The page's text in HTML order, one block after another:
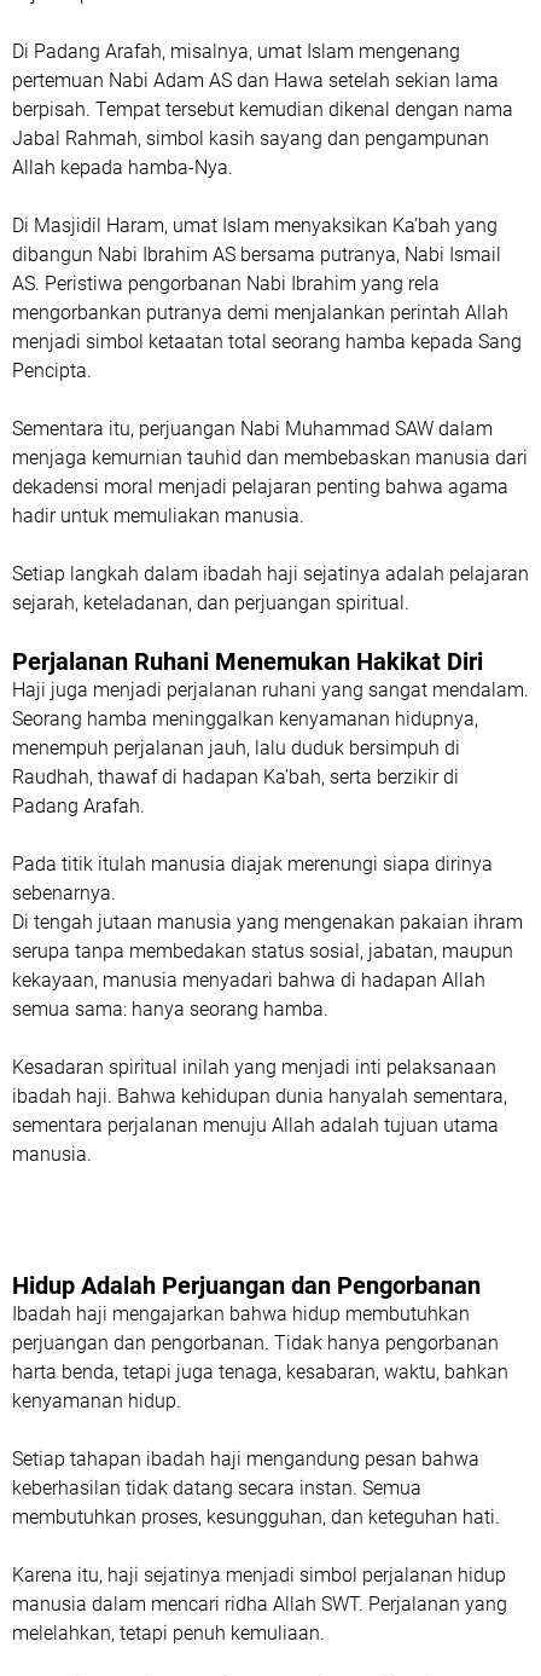
Di Padang Arafah, misalnya, umat Islam mengenang
pertemuan Nabi Adam AS dan Hawa setelah sekian lama
berpisah. Tempat tersebut kemudian dikenal dengan nama
Jabal Rahmah, simbol kasih sayang dan pengampunan
Allah kepada hamba-Nya.
Di Masjidil Haram, umat Islam menyaksikan Ka’bah yang
dibangun Nabi Ibrahim AS bersama putranya, Nabi Ismail
AS. Peristiwa pengorbanan Nabi Ibrahim yang rela
mengorbankan putranya demi menjalankan perintah Allah
menjadi simbol ketaatan total seorang hamba kepada Sang
Pencipta.
Sementara itu, perjuangan Nabi Muhammad SAW dalam
menjaga kemurnian tauhid dan membebaskan manusia dari
dekadensi moral menjadi pelajaran penting bahwa agama
hadir untuk memuliakan manusia.
Setiap langkah dalam ibadah haji sejatinya adalah pelajaran
sejarah, keteladanan, dan perjuangan spiritual.
Perjalanan Ruhani Menemukan Hakikat Diri
Haji juga menjadi perjalanan ruhani yang sangat mendalam.
Seorang hamba meninggalkan kenyamanan hidupnya,
menempuh perjalanan jauh, lalu duduk bersimpuh di
Raudhah, thawaf di hadapan Ka’bah, serta berzikir di
Padang Arafah.
Pada titik itulah manusia diajak merenungi siapa dirinya
sebenarnya.
Di tengah jutaan manusia yang mengenakan pakaian ihram
serupa tanpa membedakan status sosial, jabatan, maupun
kekayaan, manusia menyadari bahwa di hadapan Allah
semua sama: hanya seorang hamba.
Kesadaran spiritual inilah yang menjadi inti pelaksanaan
ibadah haji. Bahwa kehidupan dunia hanyalah sementara,
sementara perjalanan menuju Allah adalah tujuan utama
manusia.
Hidup Adalah Perjuangan dan Pengorbanan
Ibadah haji mengajarkan bahwa hidup membutuhkan
perjuangan dan pengorbanan. Tidak hanya pengorbanan
harta benda, tetapi juga tenaga, kesabaran, waktu, bahkan
kenyamanan hidup.
Setiap tahapan ibadah haji mengandung pesan bahwa
keberhasilan tidak datang secara instan. Semua
membutuhkan proses, kesungguhan, dan keteguhan hati.
Karena itu, haji sejatinya menjadi simbol perjalanan hidup
manusia dalam mencari ridha Allah SWT. Perjalanan yang
melelahkan, tetapi penuh kemuliaan.